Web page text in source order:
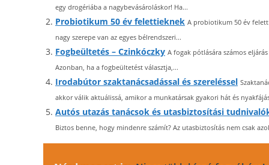
egy drogériába a nagybevásároláskor! Ha...
Probiotikum 50 év felettieknek A probiotikum 50 év
nagy szerepe van az egyes bélrendszeri...
Fogbeültetés – Czinkóczky A fogak pótlására számos
Azonban, ha a fogbeültetést választja,...
Irodabútor szaktanácsadással és szereléssel
akkor válik aktuálissá, amikor a munkatársak gyakori hát és
Autós utazás tanácsok és utasbiztosítási
Biztos benne, hogy mindenre számít? Az utasbiztosítás nem csak